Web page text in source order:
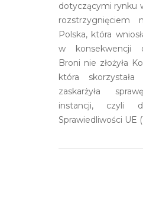
dotyczącymi rynku
rozstrzygnięciem
Polska, która
w konsekwencji
Broni nie złożyła
która
zaskarżyła
instancji, czyli
Sprawiedliwości UE